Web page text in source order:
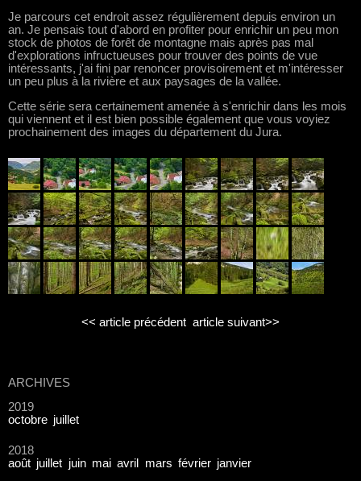
Je parcours cet endroit assez régulièrement depuis environ un
an. Je pensais tout d'abord en profiter pour enrichir un peu mon
stock de photos de forêt de montagne mais après pas mal
d'explorations infructueuses pour trouver des points de vue
intéressants, j'ai fini par renoncer provisoirement et m'intéresser
un peu plus à la rivière et aux paysages de la vallée.
Cette série sera certainement amenée à s'enrichir dans les mois
qui viennent et il est bien possible également que vous voyiez
prochainement des images du département du Jura.
<< article précédent article suivant>>
ARCHIVES
2019
octobre juillet
2018
août juillet juin mai avril mars février janvier